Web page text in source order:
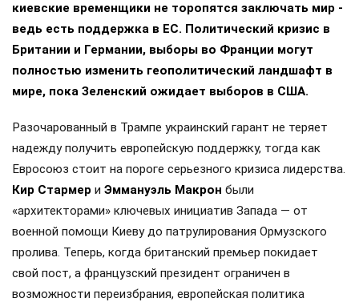
киевские временщики не торопятся заключать мир -
ведь есть поддержка в ЕС. Политический кризис в
Британии и Германии, выборы во Франции могут
полностью изменить геополитический ландшафт в
мире, пока Зеленский ожидает выборов в США.
Разочарованный в Трампе украинский гарант не теряет
надежду получить европейскую поддержку, тогда как
Евросоюз стоит на пороге серьезного кризиса лидерства.
Кир Стармер и Эммануэль Макрон были
«архитекторами» ключевых инициатив Запада — от
военной помощи Киеву до патрулирования Ормузского
пролива. Теперь, когда британский премьер покидает
свой пост, а французский президент ограничен в
возможности переизбрания, европейская политика